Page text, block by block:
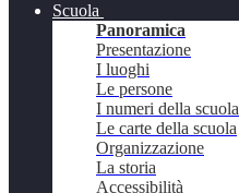
Scuola
Panoramica
Presentazione
I luoghi
Le persone
I numeri della scuola
Le carte della scuola
Organizzazione
La storia
Accessibilità